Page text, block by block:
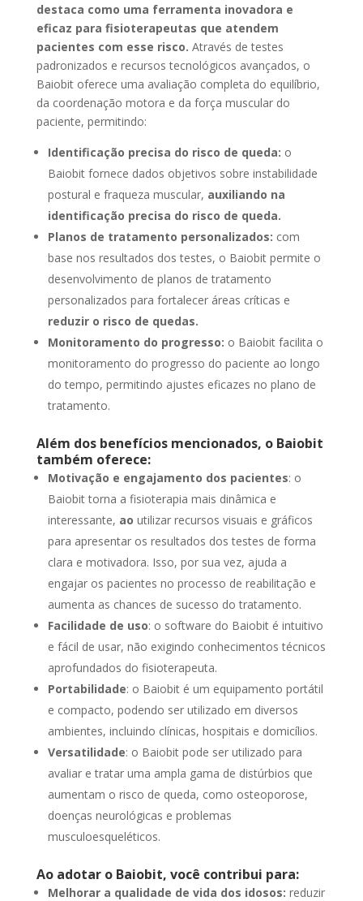
destaca como uma ferramenta inovadora e
eficaz para fisioterapeutas que atendem
pacientes com esse risco. Através de testes
padronizados e recursos tecnológicos avançados, o
Baiobit oferece uma avaliação completa do equilíbrio,
da coordenação motora e da força muscular do
paciente, permitindo:
Identificação precisa do risco de queda: o
Baiobit fornece dados objetivos sobre instabilidade
postural e fraqueza muscular, auxiliando na
identificação precisa do risco de queda.
Planos de tratamento personalizados: com
base nos resultados dos testes, o Baiobit permite o
desenvolvimento de planos de tratamento
personalizados para fortalecer áreas críticas e
reduzir o risco de quedas.
Monitoramento do progresso: o Baiobit facilita o
monitoramento do progresso do paciente ao longo
do tempo, permitindo ajustes eficazes no plano de
tratamento.
Além dos benefícios mencionados, o Baiobit
também oferece:
Motivação e engajamento dos pacientes: o
Baiobit torna a fisioterapia mais dinâmica e
interessante, ao utilizar recursos visuais e gráficos
para apresentar os resultados dos testes de forma
clara e motivadora. Isso, por sua vez, ajuda a
engajar os pacientes no processo de reabilitação e
aumenta as chances de sucesso do tratamento.
Facilidade de uso: o software do Baiobit é intuitivo
e fácil de usar, não exigindo conhecimentos técnicos
aprofundados do fisioterapeuta.
Portabilidade: o Baiobit é um equipamento portátil
e compacto, podendo ser utilizado em diversos
ambientes, incluindo clínicas, hospitais e domicílios.
Versatilidade: o Baiobit pode ser utilizado para
avaliar e tratar uma ampla gama de distúrbios que
aumentam o risco de queda, como osteoporose,
doenças neurológicas e problemas
musculoesqueléticos.
Ao adotar o Baiobit, você contribui para:
Melhorar a qualidade de vida dos idosos: reduzir